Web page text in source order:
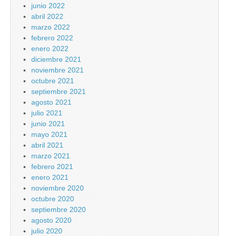
junio 2022
abril 2022
marzo 2022
febrero 2022
enero 2022
diciembre 2021
noviembre 2021
octubre 2021
septiembre 2021
agosto 2021
julio 2021
junio 2021
mayo 2021
abril 2021
marzo 2021
febrero 2021
enero 2021
noviembre 2020
octubre 2020
septiembre 2020
agosto 2020
julio 2020